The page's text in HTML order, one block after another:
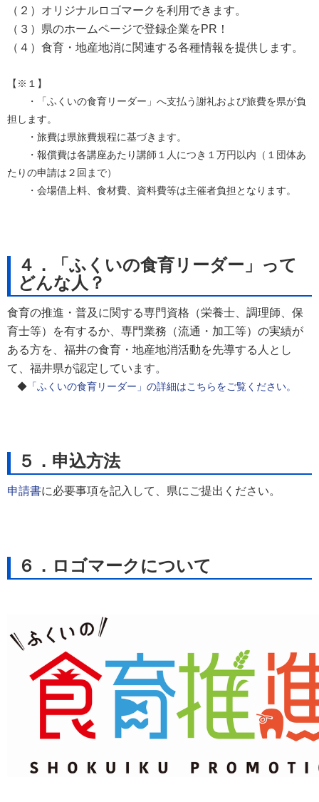
（２）オリジナルロゴマークを利用できます。
（３）県のホームページで登録企業をPR！
（４）食育・地産地消に関連する各種情報を提供します。
【※１】
・「ふくいの食育リーダー」へ支払う謝礼および旅費を県が負
担します。
・旅費は県旅費規程に基づきます。
・報償費は各講座あたり講師１人につき１万円以内（１団体あ
たりの申請は２回まで）
・会場借上料、食材費、資料費等は主催者負担となります。
４．「ふくいの食育リーダー」って
どんな人？
食育の推進・普及に関する専門資格（栄養士、調理師、保
育士等）を有するか、専門業務（流通・加工等）の実績が
ある方を、福井の食育・地産地消活動を先導する人とし
て、福井県が認定しています。
◆ 「ふくいの食育リーダー」の詳細はこちらをご覧ください。
５．申込方法
申請書に必要事項を記入して、県にご提出ください。
６．ロゴマークについて